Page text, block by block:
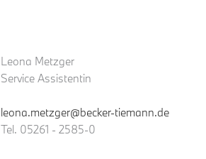
Leona Metzger
Service Assistentin
leona.metzger@becker-tiemann.de
Tel. 05261 - 2585-0